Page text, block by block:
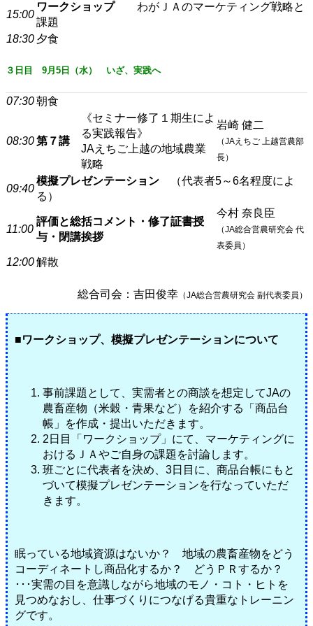
15:00
ワークショップわがＪＡのマーケティング戦略と
課題
18:30 夕食
３日目 9月5日（水） いざ、実践へ
07:30朝食
08:30第７講
《セミナー修了１期生によ
る実践報告》
JAえちご上越の地域農業
戦略
岩崎 健二
（JAえちご 上越営農部
長）
09:40
模擬プレゼンテーション （代表者5～6名程度によ
る）
11:00
評価と総括コメント・修了証書授
与・閉講挨拶
今村 奈良臣
（JA総合営農研究会 代
表委員）
12:00解散
総合司会：吉田俊幸 （JA総合営農研究会 副代表委員）
■ワークショップ、模擬プレゼンテーションについて
事前課題として、実需者との商談を想定してJAの
農畜産物（米穀・青果など）を紹介する「商品台
帳」を作成・提出いただきます。
2日目「ワークショップ」にて、マーケティングに
おけるＪＡやご自身の課題を討論します。
班ごとに代表者を決め、3日目に、商品台帳にもと
づいて模擬プレゼンテーションを行なっていただ
きます。
眠っている地域資源はないか？ 地域の農畜産物をどう
コーディネートし商品化するか？ どうＰＲするか？
･･･実需の目を意識しながら地域のモノ・コト・ヒトを
見つめなおし、仕事づくりにつなげる貴重なトレーニン
グです。